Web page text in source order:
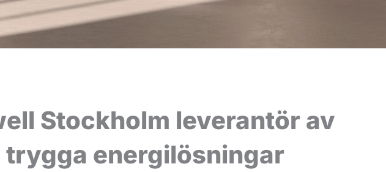
Stockholm leverantör av
trygga energilösningar